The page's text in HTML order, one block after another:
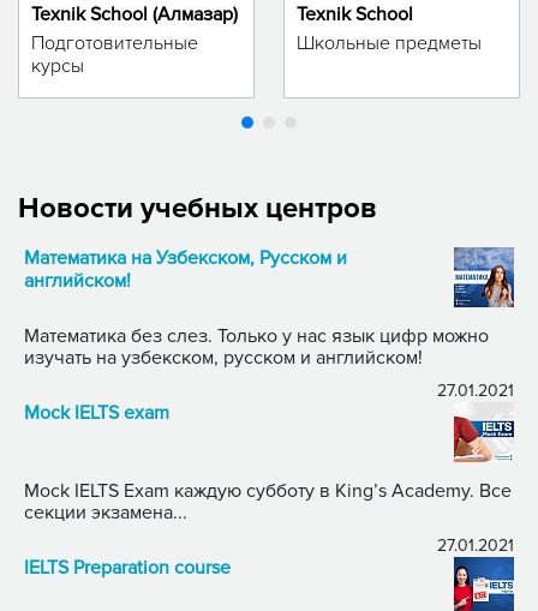
Texnik School (Алмазар)
Подготовительные
курсы
Texnik School
Школьные предметы
Новости учебных центров
Математика на Узбекском, Русском и
английском!
Математика без слез. Только у нас язык цифр можно
изучать на узбекском, русском и английском!
27.01.2021
Mock IELTS exam
Mock IELTS Exam каждую субботу в King’s Academy. Все
секции экзамена...
27.01.2021
IELTS Preparation course